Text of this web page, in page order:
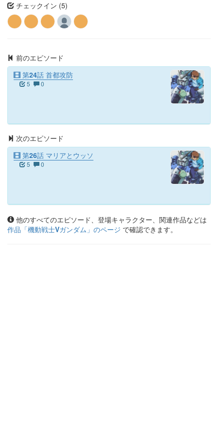
チェックイン (5)
前のエピソード
第24話 首都攻防
5 0
次のエピソード
第26話 マリアとウッソ
5 0
他のすべてのエピソード、登場キャラクター、関連作品などは
作品「機動戦士Vガンダム 」のページ で確認できます。